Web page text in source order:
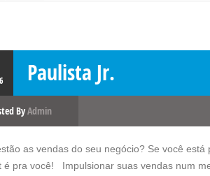
Paulista Jr.
ByAdmin
as vendas do seu negócio? Se você
é pra você! Impulsionar suas vendas num